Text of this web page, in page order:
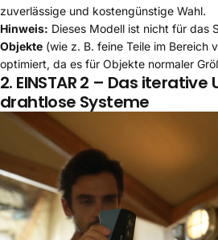
zuverlässige und kostengünstige Wahl.
Hinweis: Dieses Modell ist nicht für das
Objekte (wie z. B. feine Teile im Bereich
optimiert, da es für Objekte normaler
2. EINSTAR 2 – Das iterative
drahtlose Systeme